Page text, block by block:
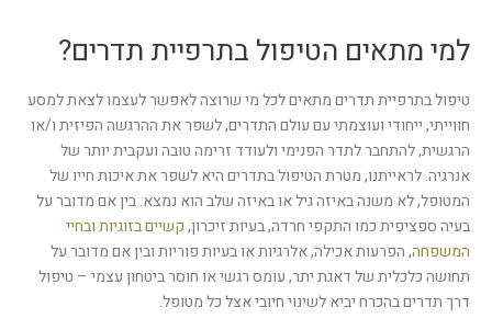
למי מתאים הטיפול בתרפיית תדרים?
טיפול בתרפיית תדרים מתאים לכל מי שרוצה לאפשר לעצמו לצאת למסע
חווייתי, ייחודי ועוצמתי עם עולם התדרים, לשפר את ההרגשה הפיזית ו/או
הרגשית, להתחבר לתדר הפנימי ולעודד זרימה טובה ועקבית יותר של
אנרגיה. לראייתנו, מטרת הטיפול בתדרים היא לשפר את איכות חייו של
המטופל, לא משנה באיזה גיל או באיזה שלב הוא נמצא. בין אם מדובר על
בעיה ספציפית כמו התקפי חרדה, בעיות זיכרון,קשיים בזוגיות ובחיי
המשפחה, הפרעות אכילה, אלרגיות או בעיות פוריות ובין אם מדובר על
תחושה כלכלית של דאגת יתר, עומס רגשי או חוסר ביטחון עצמי – טיפול
דרך תדרים בהכרח יביא לשינוי חיובי אצל כל מטופל.